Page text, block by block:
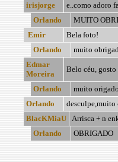
irisjorge
e..como adoro
Orlando
MUITO
Emir
Bela foto!
Orlando
muito
Edmar
Moreira
Belo céu,
Orlando
muito origado
Orlando
BlacKMiaU
Arrisca + n
Orlando
OBRIGADO